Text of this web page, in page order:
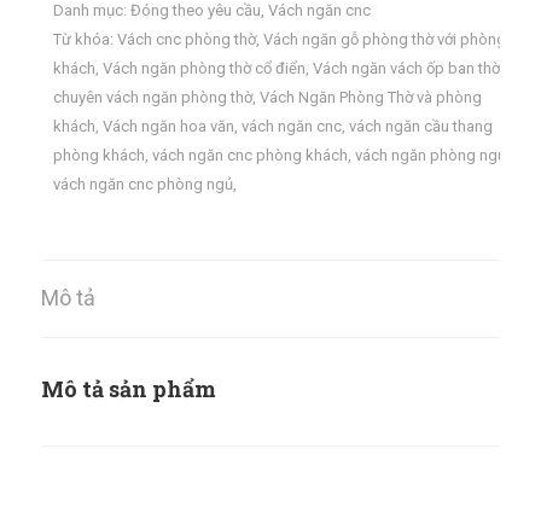
Danh mục: Đóng theo yêu cầu, Vách ngăn cnc
Từ khóa: Vách cnc phòng thờ, Vách ngăn gỗ phòng thờ với phòng
khách, Vách ngăn phòng thờ cổ điển, Vách ngăn vách ốp ban thờ
chuyên vách ngăn phòng thờ, Vách Ngăn Phòng Thờ và phòng
khách, Vách ngăn hoa văn, vách ngăn cnc, vách ngăn cầu thang
phòng khách, vách ngăn cnc phòng khách, vách ngăn phòng ngủ
vách ngăn cnc phòng ngủ,
Mô tả
Mô tả sản phẩm